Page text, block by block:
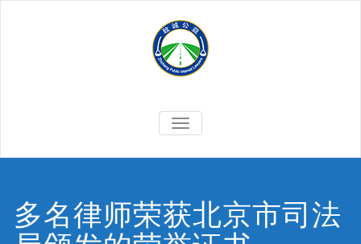
切
换
多名律师荣获北京市司法